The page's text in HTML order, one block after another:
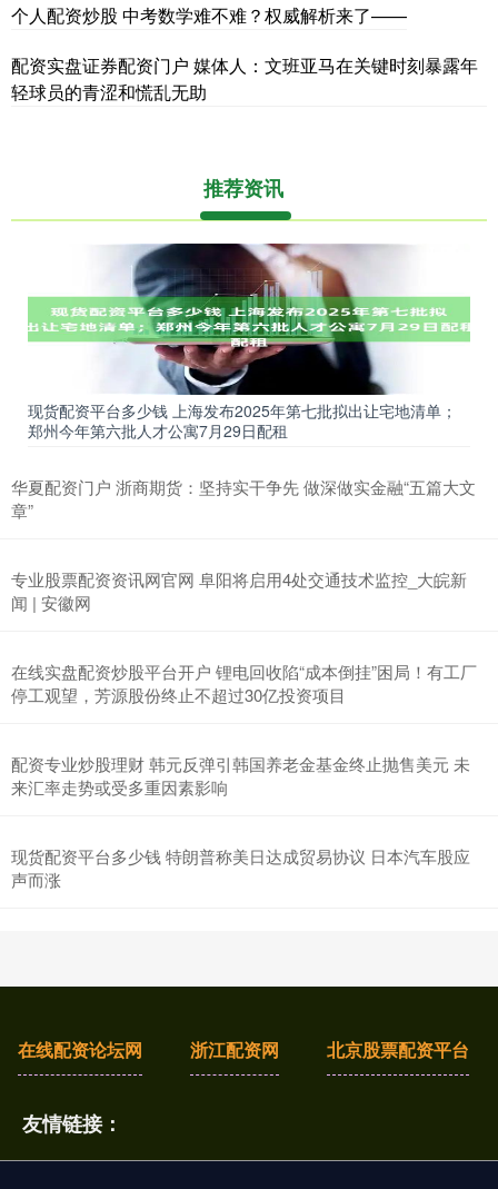
个人配资炒股 中考数学难不难？权威解析来了——
配资实盘证券配资门户 媒体人：文班亚马在关键时刻暴露年
轻球员的青涩和慌乱无助
推荐资讯
现货配资平台多少钱 上海发布2025年第七批拟出让宅地清单；
郑州今年第六批人才公寓7月29日配租
华夏配资门户 浙商期货：坚持实干争先 做深做实金融“五篇大文
章”
专业股票配资资讯网官网 阜阳将启用4处交通技术监控_大皖新
闻 | 安徽网
在线实盘配资炒股平台开户 锂电回收陷“成本倒挂”困局！有工厂
停工观望，芳源股份终止不超过30亿投资项目
配资专业炒股理财 韩元反弹引韩国养老金基金终止抛售美元 未
来汇率走势或受多重因素影响
现货配资平台多少钱 特朗普称美日达成贸易协议 日本汽车股应
声而涨
在线配资论坛网 浙江配资网 北京股票配资平台
友情链接：